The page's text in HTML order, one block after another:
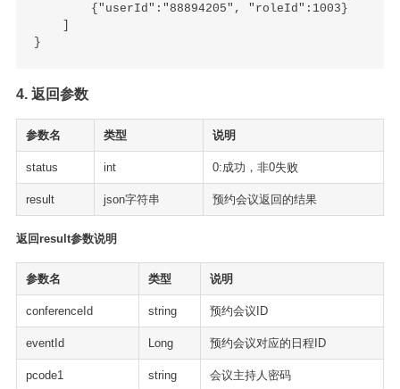
        {"userId":"88894205", "roleId":1003}
    ]
4. 返回参数
参数名 类型 说明
status int 0:成功，非0失败
result json字符串 预约会议返回的结果
返回result参数说明
参数名 类型 说明
conferenceId string 预约会议ID
eventId Long 预约会议对应的日程ID
pcode1 string 会议主持人密码